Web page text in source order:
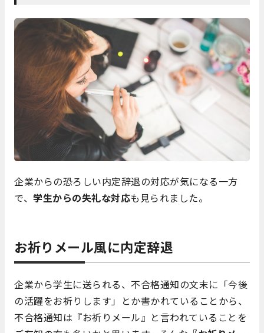
企業からの恐ろしい内定辞退の対応が気になる一方
で、 学生からの失礼な対応も見られました。
お祈りメール風に内定辞退
企業から学生に送られる、不合格通知の文末に「今後
の活躍をお祈りします」とか書かれていることから、
不合格通知は『お祈りメール』と言われていることを